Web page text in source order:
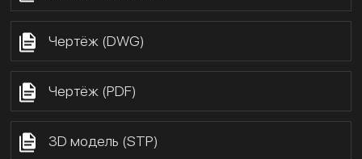
Чертёж (DWG)
Чертёж (PDF)
3D модель (STP)